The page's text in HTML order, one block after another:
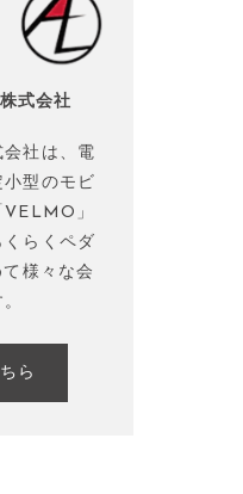
式会社
会社は、電
型のモビ
VELMO」
くらくペダ
様々な会
ら